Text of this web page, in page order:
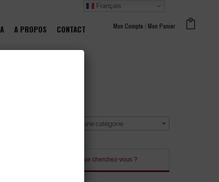
Mon Compte | Mon Panier
A PROPOS CONTACT
Sélectionner une catégorie
Français